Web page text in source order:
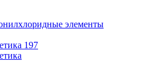
элементы
197